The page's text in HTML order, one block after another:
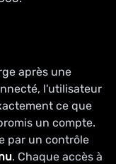
après une
l'utilisateur
ce que
un compte.
par un contrôle
. Chaque accès à